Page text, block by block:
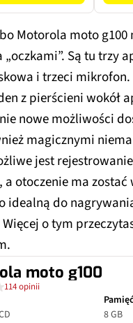
Motorola moto
„oczkami”. Są tu trzy
i trzeci mikrofon.
z pierścieni wokół
nowe możliwości
magicznymi
jest
otoczenie ma
idealną do
o tym
moto g100
114 opinii
8 GB